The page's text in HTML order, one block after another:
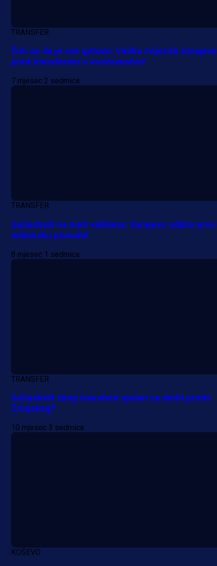
TRANSFER
Čini se da je sve gotovo: Velika zvijezda Sarajeva
pred transferom u inostranstvo!
7 mjesec 2 sedmica
TRANSFER
Guliashvili na meti velikana: Sarajevo odbilo prvu
milionsku ponudu!
8 mjesec 1 sedmica
TRANSFER
Guliashvili zbog transfera upitan za derbi protiv
Zrinjskog?
10 mjesec 3 sedmica
KOŠEVO